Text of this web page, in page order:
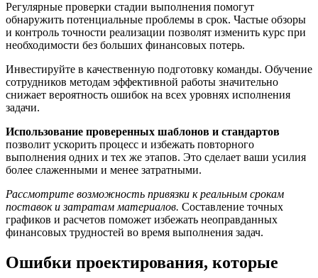
Регулярные проверки стадии выполнения помогут
обнаружить потенциальные проблемы в срок. Частые обзоры
и контроль точности реализации позволят изменить курс при
необходимости без больших финансовых потерь.
Инвестируйте в качественную подготовку команды. Обучение
сотрудников методам эффективной работы значительно
снижает вероятность ошибок на всех уровнях исполнения
задачи.
Использование проверенных шаблонов и стандартов
позволит ускорить процесс и избежать повторного
выполнения одних и тех же этапов. Это сделает ваши усилия
более слаженными и менее затратными.
Рассмотрите возможность привязки к реальным срокам
поставок и затратам материалов. Составление точных
графиков и расчетов поможет избежать неоправданных
финансовых трудностей во время выполнения задач.
Ошибки проектирования, которые